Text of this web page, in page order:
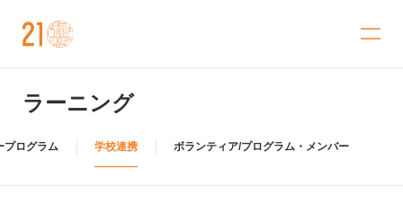
ラーニング
プログラム 学校連携 ボランティア/プログラム・メンバー